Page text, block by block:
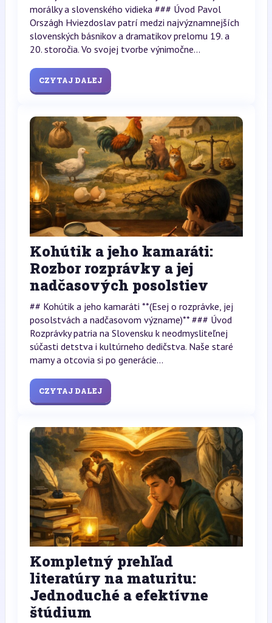
morálky a slovenského vidieka ### Úvod Pavol
Országh Hviezdoslav patrí medzi najvýznamnejších
slovenských básnikov a dramatikov prelomu 19. a
20. storočia. Vo svojej tvorbe výnimočne...
CZYTAJ DALEJ
Kohútik a jeho kamaráti:
Rozbor rozprávky a jej
nadčasových posolstiev
## Kohútik a jeho kamaráti **(Esej o rozprávke, jej
posolstvách a nadčasovom význame)** ### Úvod
Rozprávky patria na Slovensku k neodmysliteľnej
súčasti detstva i kultúrneho dedičstva. Naše staré
mamy a otcovia si po generácie...
CZYTAJ DALEJ
Kompletný prehľad
literatúry na maturitu:
Jednoduché a efektívne
štúdium